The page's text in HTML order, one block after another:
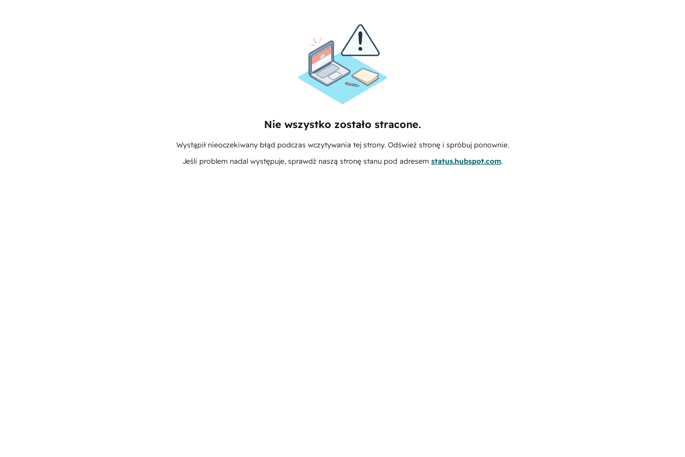
Nie wszystko zostało stracone.
Wystąpił nieoczekiwany błąd podczas wczytywania tej strony. Odśwież stronę i spróbuj ponownie.
Jeśli problem nadal występuje, sprawdź naszą stronę stanu pod adresem status.hubspot.com.